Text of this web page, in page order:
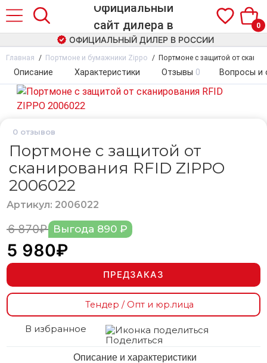
0
ОФИЦИАЛЬНЫЙ ДИЛЕР В РОССИИ
Главная Портмоне и бумажники Zippo Портмоне с защитой от
Описание Характеристики Отзывы 0 Вопросы и
0 отзывов
Портмоне с защитой от
сканирования RFID ZIPPO
2006022
Артикул: 2006022
6 870₽ Выгода 890 ₽
5 980₽
ПРЕДЗАКАЗ
Тендер / Опт и юр.лица
В избранное
Поделиться
Описание и характеристики